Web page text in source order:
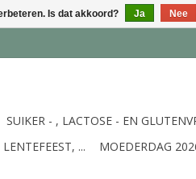
SUIKER - , LACTOSE - EN
...
MOEDERDAG
Is dat akkoord? Ja Nee